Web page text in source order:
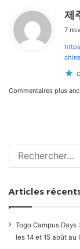
제
7
Commentaires plus
Articles
Togo Campus Days
les 14 et 15 août au